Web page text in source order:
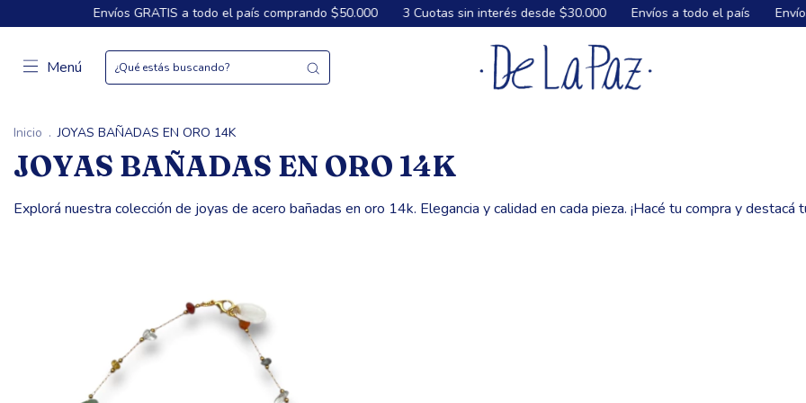
a todo el país comprando $50.000 3 Cuotas sin interés desde $30.000 Envíos a todo el país Envíos GRATIS a todo el
Menú
Inicio . JOYAS BAÑADAS EN ORO 14K
JOYAS BAÑADAS EN ORO 14K
Explorá nuestra colección de joyas de acero bañadas en oro 14k. Elegancia y calidad en cada pieza. ¡Hacé tu compra y destacá